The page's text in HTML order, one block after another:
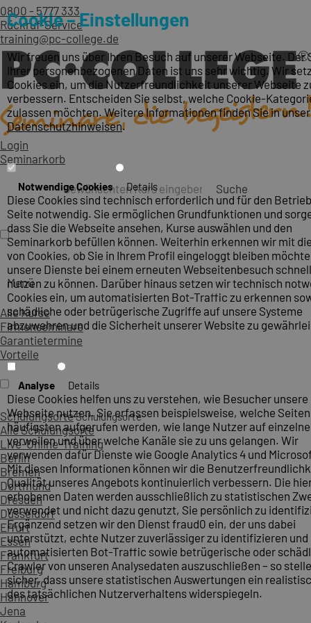
0800 - 5777 333
Rückruf-Service
training@pc-college.de
Login
Seminarkorb
Suche
Menü
Alle Kurse
Firmenseminare
Garantietermine
Vorteile
SchulungsorteSchulungsorte
Alle Schulungsorte
Live-Online-Training
Berlin
Bremen
Dortmund
Dresden
Düsseldorf
Erfurt
Essen
Frankfurt
Freiburg
Hamburg
Hannover
Jena
Cookie – Einstellungen
Wir freuen uns über Ihren Besuch auf unserer Webseite. Der
Ihrer personenbezogenen Daten ist uns sehr wichtig. Wir
Cookies ein, um die Nutzerfreundlichkeit unserer Webseite
verbessern. Entscheiden Sie selbst, welche Cookie-
zulassen möchten. Weitere Informationen finden Sie in
Datenschutzhinweisen.
Notwendige Cookies Details
Diese Cookies sind technisch erforderlich und für den
Seite notwendig. Sie ermöglichen Grundfunktionen und
dass Sie die Webseite ansehen, Kurse auswählen und den
Seminarkorb befüllen können. Weiterhin erkennen wir mit
von Cookies, ob Sie in Ihrem Profil eingeloggt bleiben
unsere Dienste bei einem erneuten Webseitenbesuch
nutzen zu können. Darüber hinaus setzen wir technisch
Cookies ein, um automatisierten Bot-Traffic zu erkennen
schädliche oder betrügerische Zugriffe auf unsere Systeme
abzuwehren und die Sicherheit unserer Website zu
Analyse Details
Diese Cookies helfen uns zu verstehen, wie Besucher unsere
Webseite nutzen. Sie erfassen beispielsweise, welche
häufigsten aufgerufen werden, wie lange Nutzer auf
verweilen und über welche Kanäle sie zu uns gelangen. Wir
verwenden dafür Dienste wie Google Analytics 4 und
Mit diesen Informationen können wir die
Qualität unseres Angebots kontinuierlich verbessern. Die
erhobenen Daten werden ausschließlich zu statistischen
verwendet und nicht dazu genutzt, Sie persönlich zu
Ergänzend setzen wir den Dienst fraud0 ein, der uns dabei
unterstützt, echte Nutzer zuverlässiger zu identifizieren und
automatisierten Bot-Traffic sowie betrügerische oder
Crawler von unseren Analysedaten auszuschließen – so
sicher, dass unsere statistischen Auswertungen ein
des tatsächlichen Nutzerverhaltens widerspiegeln.